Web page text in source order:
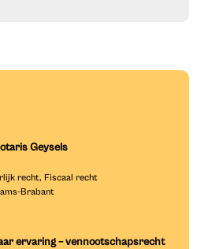
Geysels
recht Fiscaal recht
Brabant
ervaring – vennootschapsrecht